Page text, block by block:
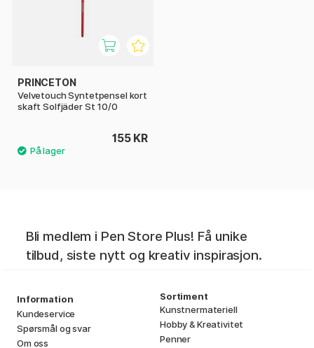
PRINCETON
Velvetouch Syntetpensel kort
skaft Solfjäder St 10/0
155 KR
Bli medlem i Pen Store Plus! Få unike
tilbud, siste nytt og kreativ inspirasjon.
Information
Kundeservice
Spørsmål og svar
Om oss
Sortiment
Kunstnermateriell
Hobby & Kreativitet
Penner